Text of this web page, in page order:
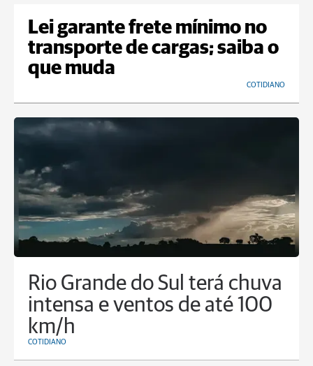
Lei garante frete mínimo no
transporte de cargas; saiba o
que muda
COTIDIANO
Rio Grande do Sul terá chuva
intensa e ventos de até 100
km/h
COTIDIANO